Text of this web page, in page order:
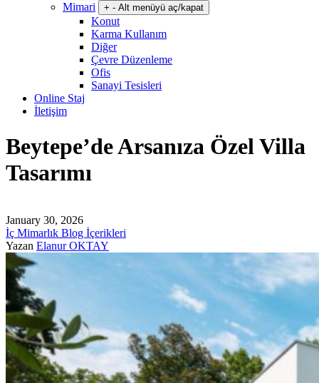
Mimari + - Alt menüyü aç/kapat
Konut
Karma Kullanım
Diğer
Çevre Düzenleme
Ofis
Sanayi Tesisleri
Online Staj
İletişim
Beytepe’de Arsanıza Özel Villa
Tasarımı
January 30, 2026
İç Mimarlık Blog İçerikleri
Yazan Elanur OKTAY